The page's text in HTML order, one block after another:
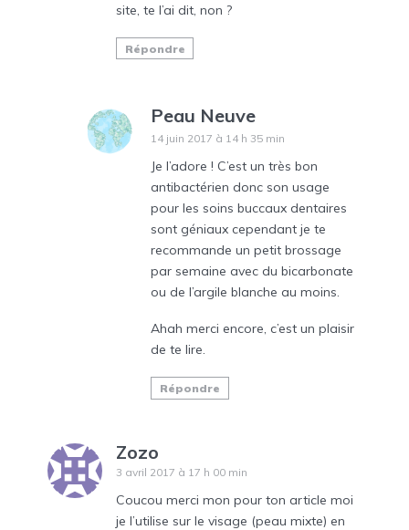
site, te l’ai dit, non ?
Répondre
Peau Neuve
14 juin 2017 à 14 h 35 min
Je l’adore ! C’est un très bon
antibactérien donc son usage
pour les soins buccaux dentaires
sont géniaux cependant je te
recommande un petit brossage
par semaine avec du bicarbonate
ou de l’argile blanche au moins.
Ahah merci encore, c’est un plaisir
de te lire.
Répondre
Zozo
3 avril 2017 à 17 h 00 min
Coucou merci mon pour ton article moi
je l’utilise sur le visage (peau mixte) en